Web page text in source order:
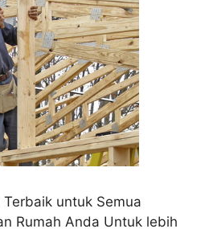
untuk Semua
Rumah Anda Untuk lebih